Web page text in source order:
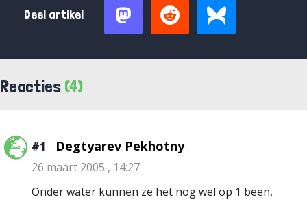
Deel artikel
Reacties (4)
#1 Degtyarev Pekhotny
26 maart 2005 , 14:27
Onder water kunnen ze het nog wel op 1 been,